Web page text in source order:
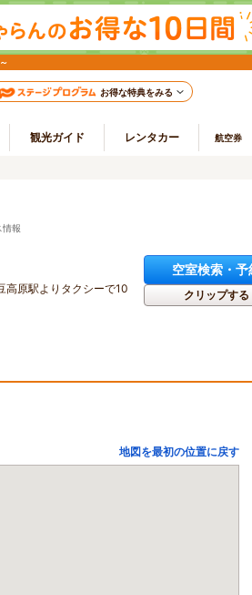
お得な特典をみる
観光ガイド レンタカー 航空券
報
高原駅よりタクシーで10
空室検索・予
クリップする
地図を最初の位置に戻す